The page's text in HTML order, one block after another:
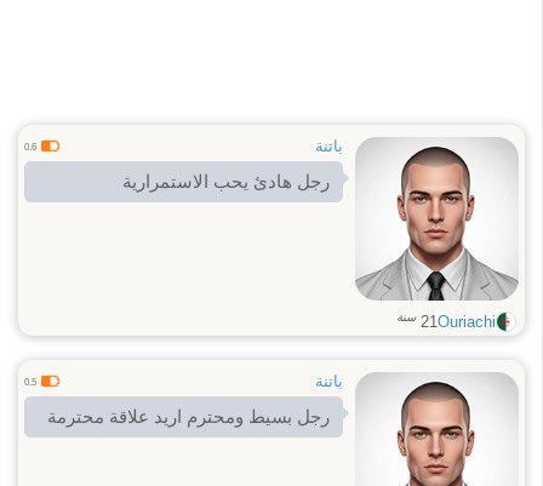
باتنة 0.6
رجل هادئ يحب الاستمرارية
Ouriachi
21 سنة
باتنة 0.5
رجل بسيط ومحترم اريد علاقة محترمة